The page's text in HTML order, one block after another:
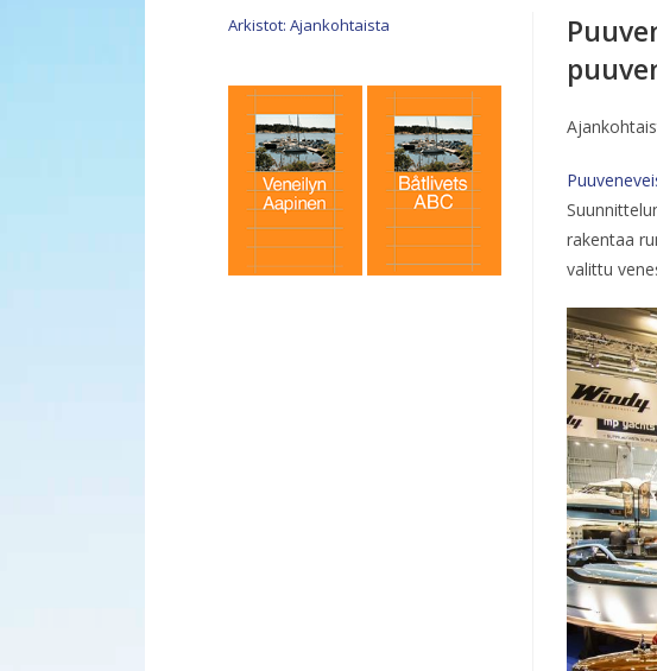
Arkistot: Ajankohtaista
rakentaa
valittu